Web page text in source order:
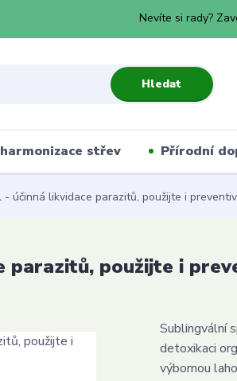
Hledat
Nevíte si rady?
střev Přírodní
účinná likvidace parazitů, použijte i
použijte i
Sublingvální
detoxikaci
výbornou